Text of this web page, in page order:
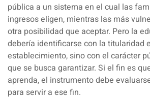
pública a un sistema en el cual las
ingresos eligen, mientras las más
otra posibilidad que aceptar. Pero la
debería identificarse con la titularidad
establecimiento, sino con el carácter
que se busca garantizar. Si el fin es
aprenda,el instrumento debe
para servir a ese fin.